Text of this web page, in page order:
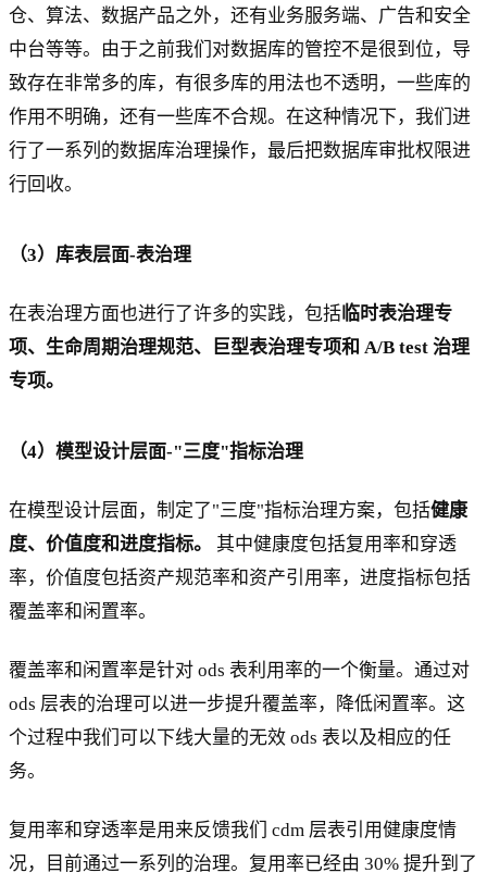
仓、算法、数据产品之外，还有业务服务端、广告和安全
中台等等。由于之前我们对数据库的管控不是很到位，导
致存在非常多的库，有很多库的用法也不透明，一些库的
作用不明确，还有一些库不合规。在这种情况下，我们进
行了一系列的数据库治理操作，最后把数据库审批权限进
行回收。
（3）库表层面-表治理
在表治理方面也进行了许多的实践，包括临时表治理专
项、生命周期治理规范、巨型表治理专项和 A/B test 治理
专项。
（4）模型设计层面-"三度"指标治理
在模型设计层面，制定了"三度"指标治理方案，包括健康
度、价值度和进度指标。
其中健康度包括复用率和穿透
率，价值度包括资产规范率和资产引用率，进度指标包括
覆盖率和闲置率。
覆盖率和闲置率是针对 ods 表利用率的一个衡量。通过对
ods 层表的治理可以进一步提升覆盖率，降低闲置率。这
个过程中我们可以下线大量的无效 ods 表以及相应的任
务。
复用率和穿透率是用来反馈我们 cdm 层表引用健康度情
况，目前通过一系列的治理。复用率已经由 30% 提升到了